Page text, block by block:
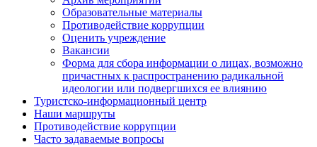
Образовательные материалы
Противодействие коррупции
Оценить учреждение
Вакансии
Форма для сбора информации о лицах, возможно
причастных к распространению радикальной
идеологии или подвергшихся ее влиянию
Туристско-информационный центр
Наши маршруты
Противодействие коррупции
Часто задаваемые вопросы